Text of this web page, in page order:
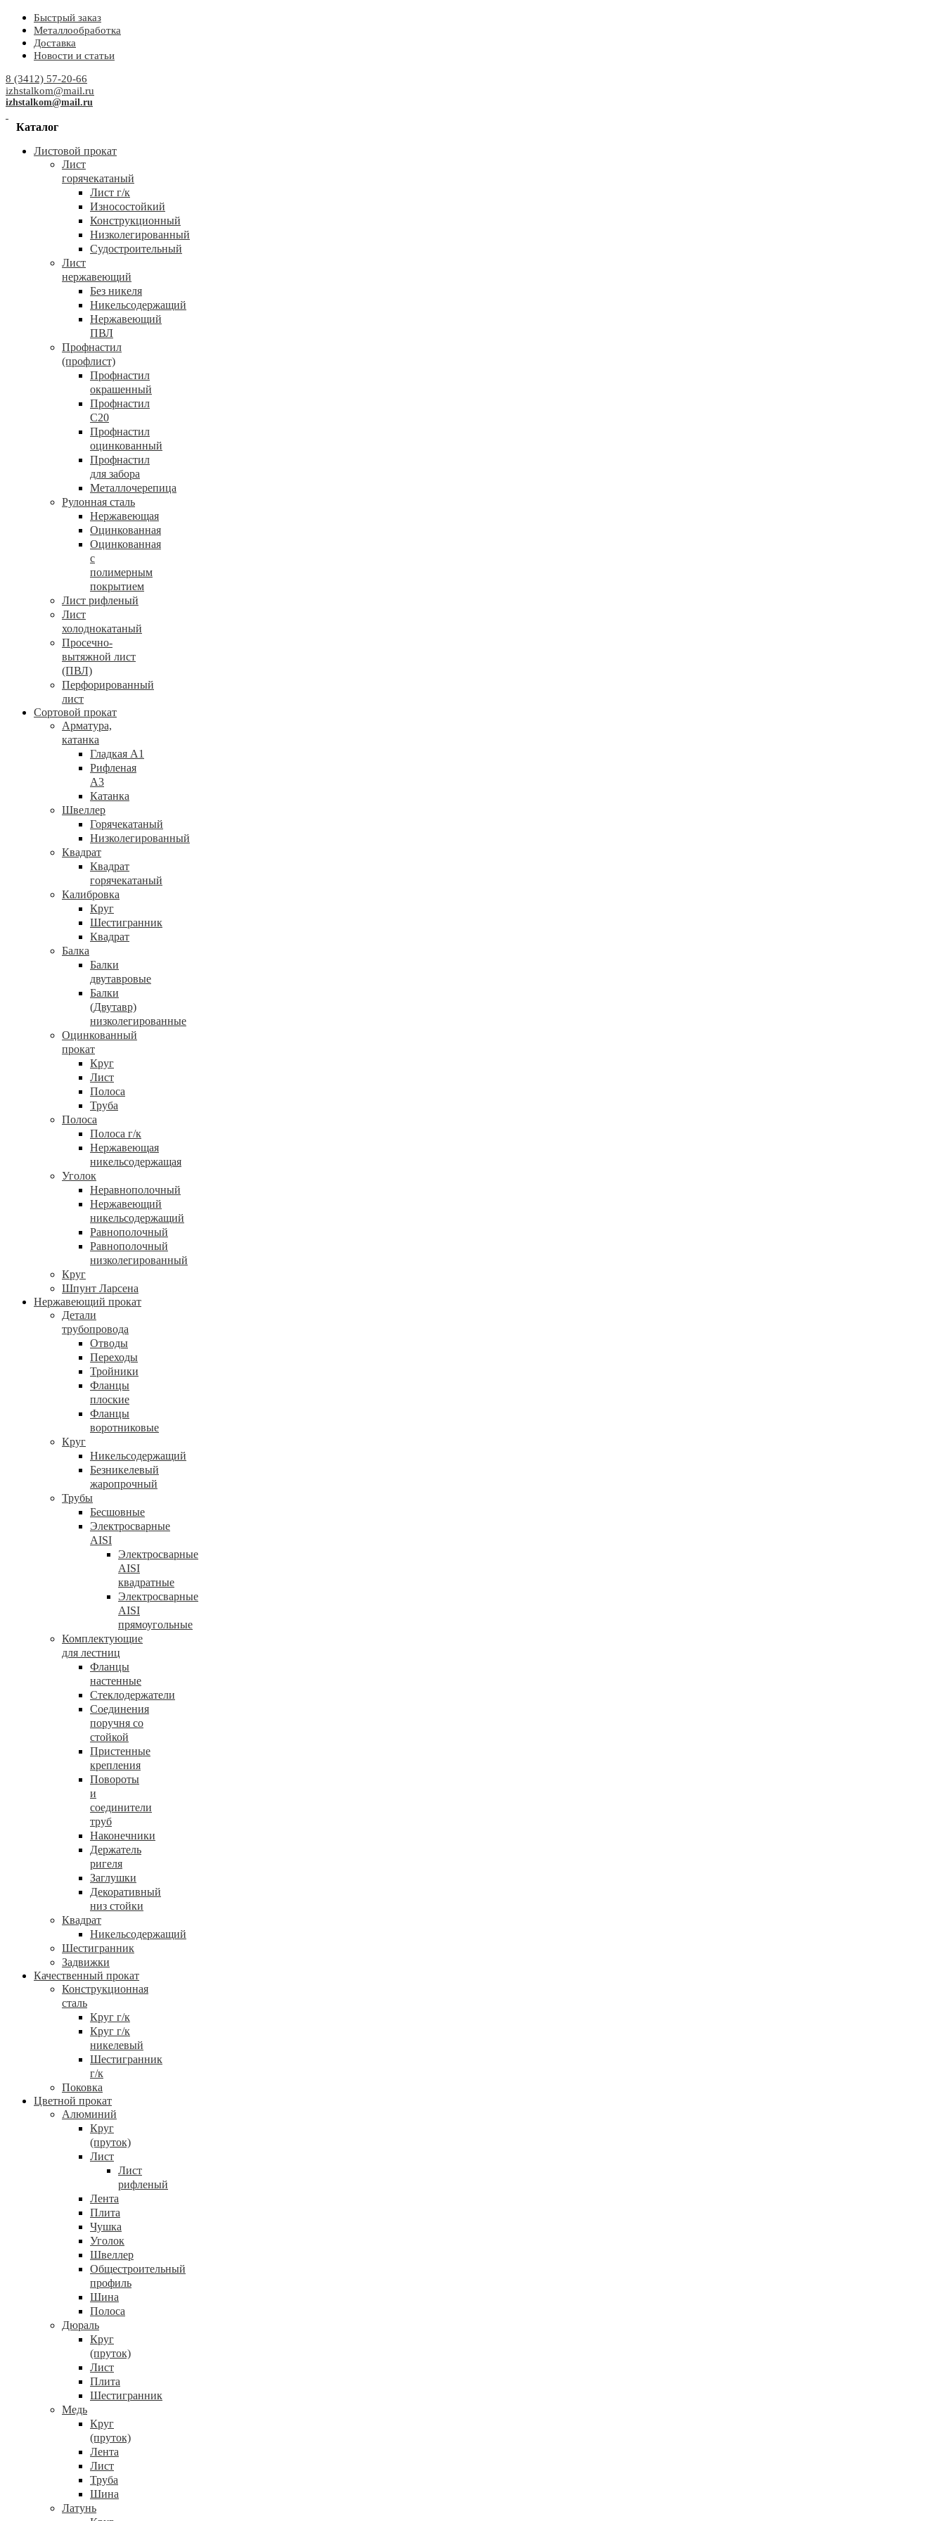
Быстрый заказ
Металлообработка
Доставка
Новости и статьи
8 (3412) 57-20-66
izhstalkom@mail.ru
izhstalkom@mail.ru
Каталог
Листовой прокат
Лист
горячекатаный
Лист г/к
Износостойкий
Конструкционный
Низколегированный
Судостроительный
Лист
нержавеющий
Без никеля
Никельсодержащий
Нержавеющий
ПВЛ
Профнастил
(профлист)
Профнастил
окрашенный
Профнастил
С20
Профнастил
оцинкованный
Профнастил
для забора
Металлочерепица
Рулонная сталь
Нержавеющая
Оцинкованная
Оцинкованная
с
полимерным
покрытием
Лист рифленый
Лист
холоднокатаный
Просечно-
вытяжной лист
(ПВЛ)
Перфорированный
лист
Сортовой прокат
Арматура,
катанка
Гладкая А1
Рифленая
А3
Катанка
Швеллер
Горячекатаный
Низколегированный
Квадрат
Квадрат
горячекатаный
Калибровка
Круг
Шестигранник
Квадрат
Балка
Балки
двутавровые
Балки
(Двутавр)
низколегированные
Оцинкованный
прокат
Круг
Лист
Полоса
Труба
Полоса
Полоса г/к
Нержавеющая
никельсодержащая
Уголок
Неравнополочный
Нержавеющий
никельсодержащий
Равнополочный
Равнополочный
низколегированный
Круг
Шпунт Ларсена
Нержавеющий прокат
Детали
трубопровода
Отводы
Переходы
Тройники
Фланцы
плоские
Фланцы
воротниковые
Круг
Никельсодержащий
Безникелевый
жаропрочный
Трубы
Бесшовные
Электросварные
AISI
Электросварные
AISI
квадратные
Электросварные
AISI
прямоугольные
Комплектующие
для лестниц
Фланцы
настенные
Стеклодержатели
Соединения
поручня со
стойкой
Пристенные
крепления
Повороты
и
соединители
труб
Наконечники
Держатель
ригеля
Заглушки
Декоративный
низ стойки
Квадрат
Никельсодержащий
Шестигранник
Задвижки
Качественный прокат
Конструкционная
сталь
Круг г/к
Круг г/к
никелевый
Шестигранник
г/к
Поковка
Цветной прокат
Алюминий
Круг
(пруток)
Лист
Лист
рифленый
Лента
Плита
Чушка
Уголок
Швеллер
Общестроительный
профиль
Шина
Полоса
Дюраль
Круг
(пруток)
Лист
Плита
Шестигранник
Медь
Круг
(пруток)
Лента
Лист
Труба
Шина
Латунь